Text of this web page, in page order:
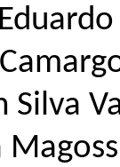
Silva